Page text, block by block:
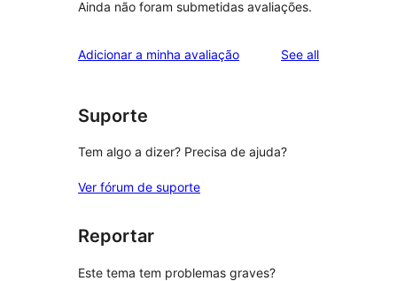
Ainda não foram submetidas avaliações.
Adicionar a minha avaliação See allreviews
Suporte
Tem algo a dizer? Precisa de ajuda?
Ver fórum de suporte
Reportar
Este tema tem problemas graves?